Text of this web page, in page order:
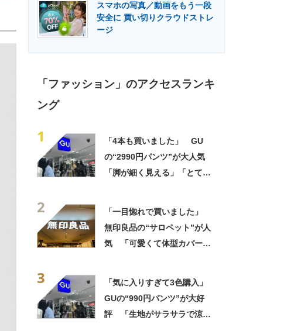
スマホの写真／動画をもう一段
安全に 買い切りクラウドストレ
ージ
「ファッション」のアクセスランキ
ング
1
「4本も買いました」 GU
の“2990円パンツ”が大人気
「脚が細く見える」「とても
2
「一目惚れで買いました」
無印良品の“サロペット”が人
気 「可愛くて体型カバーし
3
「気に入りすぎて3色購入」
GUの“990円パンツ”が大好
評 「生地がサラサラで涼し